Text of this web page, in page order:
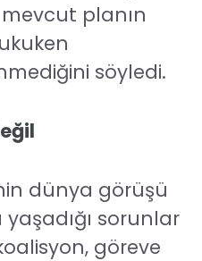
planın
söyledi.
dünya görüşü
sorunlar
göreve